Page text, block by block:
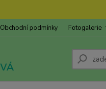
Obchodní podmínky Fotogalerie